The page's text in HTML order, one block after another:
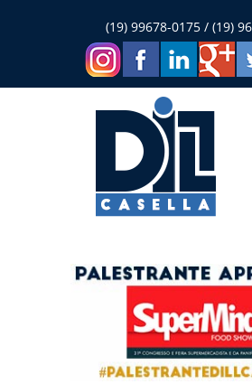
(19) 99678-0175 / (19)